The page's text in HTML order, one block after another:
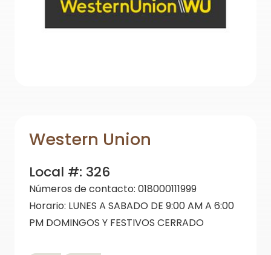
Western Union
Local #: 326
Números de contacto: 018000111999
Horario: LUNES A SABADO DE 9:00 AM A 6:00
PM DOMINGOS Y FESTIVOS CERRADO